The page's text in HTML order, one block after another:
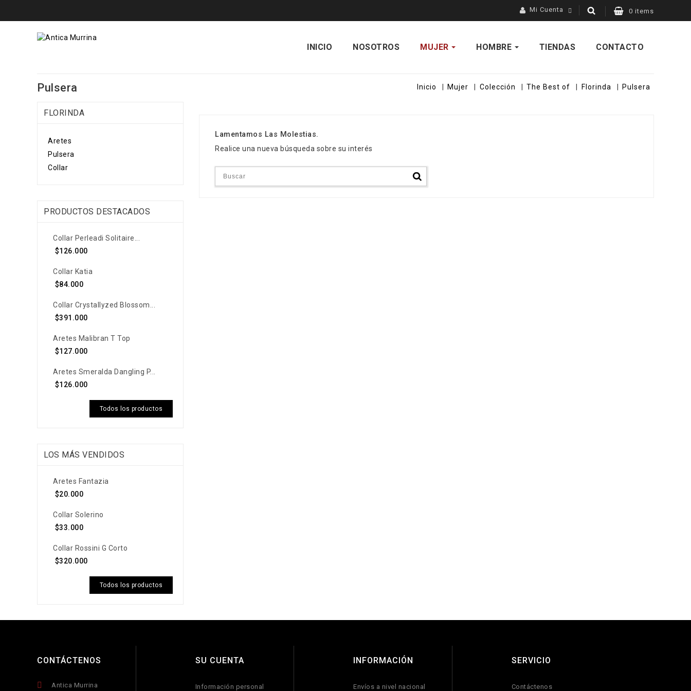
0 items
Mi Cuenta
INICIO NOSOTROS MUJER HOMBRE TIENDAS CONTACTO
Pulsera Inicio Mujer Colección The Best of Florinda Pulsera
FLORINDA
Aretes
Pulsera
Collar
PRODUCTOS DESTACADOS
Collar Perleadi Solitaire...
$126.000
Collar Katia
$84.000
Collar Crystallyzed Blossom...
$391.000
Aretes Malibran T Top
$127.000
Aretes Smeralda Dangling P...
$126.000
Todos los productos
LOS MÁS VENDIDOS
Aretes Fantazia
$20.000
Collar Solerino
$33.000
Collar Rossini G Corto
$320.000
Todos los productos
Lamentamos Las Molestias.
Realice una nueva búsqueda sobre su interés
CONTÁCTENOS
Antica Murrina
SU CUENTA
Información personal
INFORMACIÓN
Envíos a nivel nacional
SERVICIO
Contáctenos